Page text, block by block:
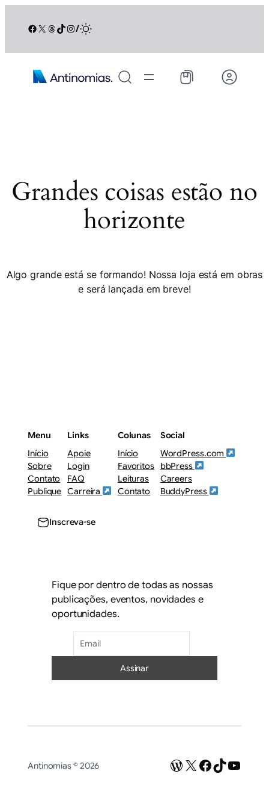
Facebook
X Threads
TikTok
Instagram
/
Grandes coisas estão no
horizonte
Algo grande está se formando! Nossa loja está em obras
e será lançada em breve!
Menu
Início
Sobre
Contato
Publique
Links
Apoie
Login
FAQ
Carreira
Colunas
Início
Favoritos
Leituras
Contato
Social
WordPress.com
bbPress
Careers
BuddyPress
Inscreva-se
Fique por dentro de todas as nossas
publicações, eventos, novidades e
oportunidades.
Antinomias © 2026 WordPress
X Facebook
TikTok